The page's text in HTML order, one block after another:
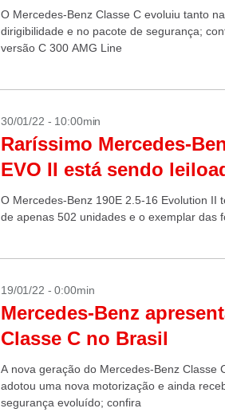
O Mercedes-Benz Classe C evoluiu tanto
dirigibilidade e no pacote de segurança;
versão C 300 AMG Line
30/01/22 - 10:00min
Raríssimo Mercedes-
EVO II está sendo
O Mercedes-Benz 190E 2.5-16 Evolution II
de apenas 502 unidades e o exemplar das
19/01/22 - 0:00min
Mercedes-Benz
Classe C no Brasil
A nova geração do Mercedes-Benz Classe
adotou uma nova motorização e ainda
segurança evoluído; confira